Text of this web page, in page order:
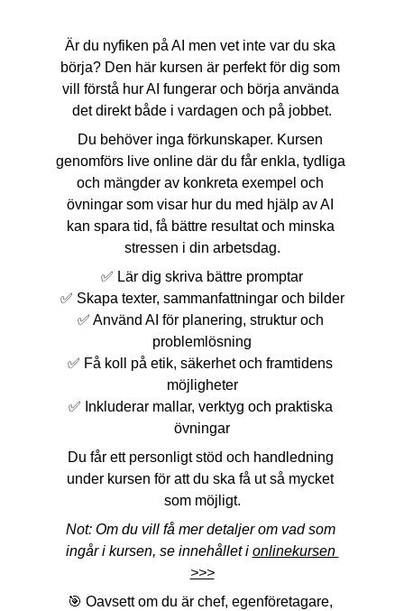
Är du nyfiken på AI men vet inte var du ska
börja? Den här kursen är perfekt för dig som
vill förstå hur AI fungerar och börja använda
det direkt både i vardagen och på jobbet.
Du behöver inga förkunskaper. Kursen
genomförs live online där du får enkla, tydliga
och mängder av konkreta exempel och
övningar som visar hur du med hjälp av AI
kan spara tid, få bättre resultat och minska
stressen i din arbetsdag.
✅ Lär dig skriva bättre promptar
✅ Skapa texter, sammanfattningar och bilder
✅ Använd AI för planering, struktur och
problemlösning
✅ Få koll på etik, säkerhet och framtidens
möjligheter
✅ Inkluderar mallar, verktyg och praktiska
övningar
Du får ett personligt stöd och handledning
under kursen för att du ska få ut så mycket
som möjligt.
Not: Om du vill få mer detaljer om vad som
ingår i kursen, se innehållet i onlinekursen
>>>
🎯 Oavsett om du är chef, egenföretagare,